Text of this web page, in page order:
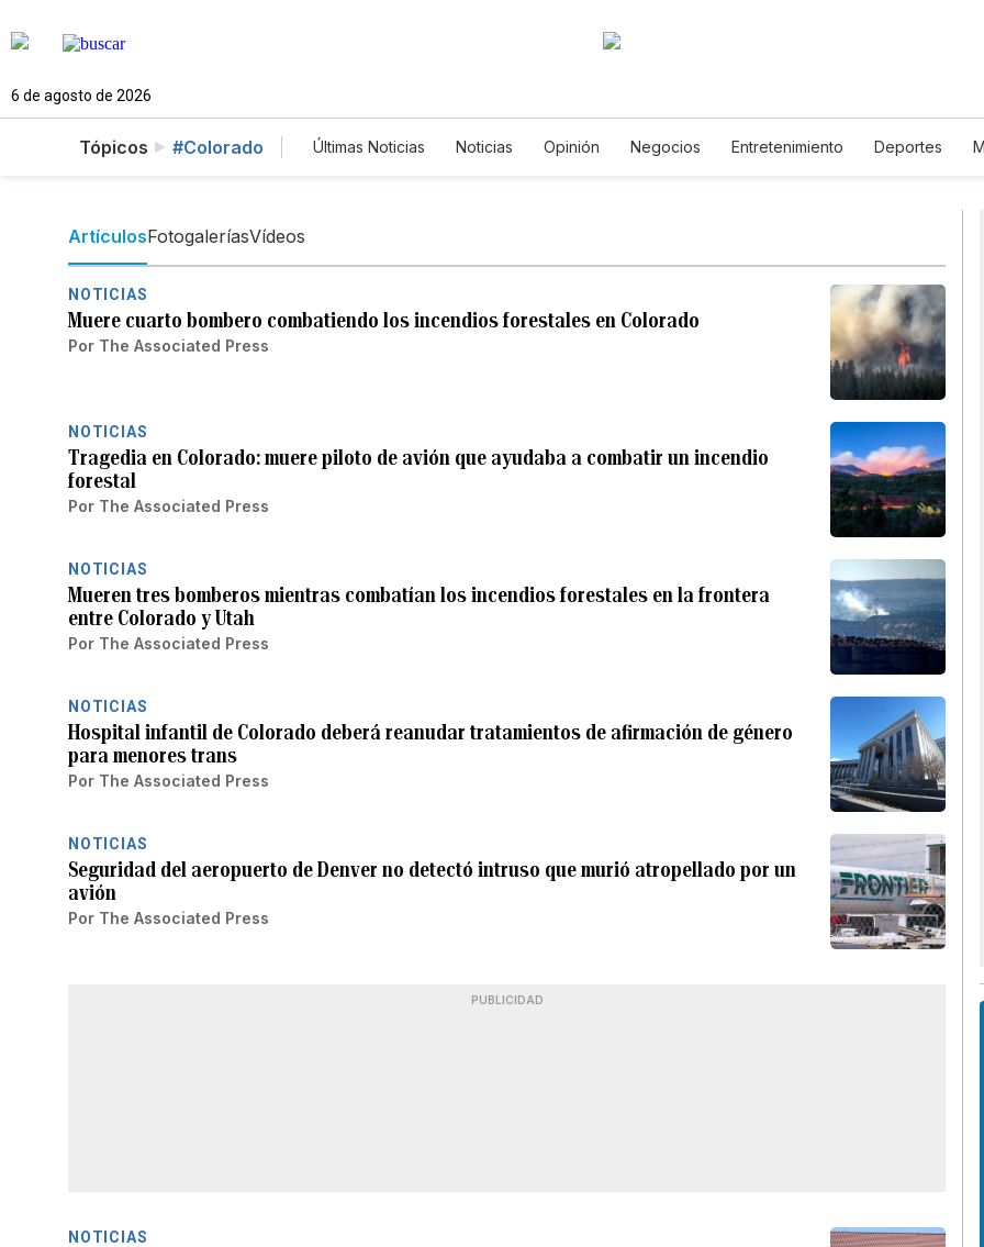
6 de agosto de 2026
Tópicos #Colorado Últimas Noticias Noticias Opinión Negocios Entretenimiento Deportes
ArtículosFotogaleríasVídeos
NOTICIAS
Muere cuarto bombero combatiendo los incendios forestales en Colorado
Por The Associated Press
NOTICIAS
Tragedia en Colorado: muere piloto de avión que ayudaba a combatir un incendio
forestal
Por The Associated Press
NOTICIAS
Mueren tres bomberos mientras combatían los incendios forestales en la frontera
entre Colorado y Utah
Por The Associated Press
NOTICIAS
Hospital infantil de Colorado deberá reanudar tratamientos de afirmación de género
para menores trans
Por The Associated Press
NOTICIAS
Seguridad del aeropuerto de Denver no detectó intruso que murió atropellado por un
avión
Por The Associated Press
PUBLICIDAD
NOTICIAS